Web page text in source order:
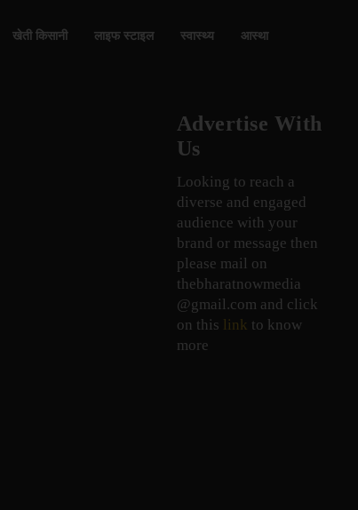
खेती किसानी लाइफ स्टाइल स्वास्थ्य
आस्था
Advertise With
Us
Looking to reach a
diverse and engaged
audience with your
brand or message then
please mail on
thebharatnowmedia
@gmail.com and click
on this link to know
more